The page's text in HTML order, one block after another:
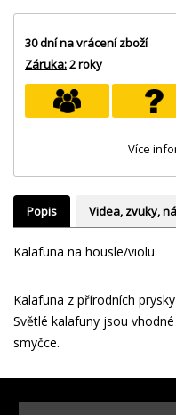
30 dní na vrácení zboží
Záruka:2 roky
Více
Popis Videa, zvuky,
Kalafuna na housle/violu
Kalafuna z přírodních
Světlé kalafuny jsou
smyčce.